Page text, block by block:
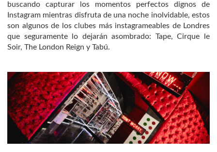
buscando capturar los momentos perfectos dignos de
Instagram mientras disfruta de una noche inolvidable, estos
son algunos de los clubes más instagrameables de Londres
que seguramente lo dejarán asombrado: Tape, Cirque le
Soir, The London Reign y Tabú.